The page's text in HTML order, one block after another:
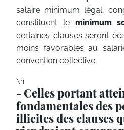
salaire minimum légal,
constituent le minimum
certaines clauses seront
moins favorables au
convention collective.
\n
- Celles portant
fondamentales des
illicites des clauses